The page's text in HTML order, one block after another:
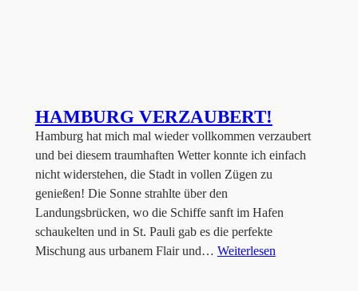
HAMBURG VERZAUBERT!
Hamburg hat mich mal wieder vollkommen verzaubert
und bei diesem traumhaften Wetter konnte ich einfach
nicht widerstehen, die Stadt in vollen Zügen zu
genießen! Die Sonne strahlte über den
Landungsbrücken, wo die Schiffe sanft im Hafen
schaukelten und in St. Pauli gab es die perfekte
Mischung aus urbanem Flair und… Weiterlesen